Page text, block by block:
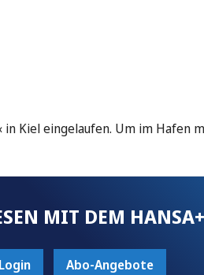
Kiel eingelaufen. Um im Hafen
MIT DEM
Login Abo-Angebote